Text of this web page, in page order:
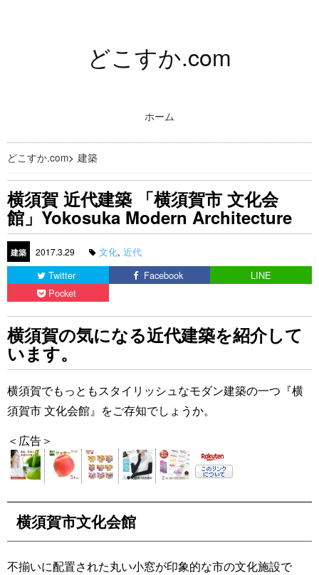
どこすか.com
ホーム
どこすか.com> 建築
横須賀 近代建築 「横須賀市 文化会
館」Yokosuka Modern Architecture
建築 2017.3.29 文化, 近代
Twitter
Facebook
LINE
Pocket
横須賀の気になる近代建築を紹介して
います。
横須賀でもっともスタイリッシュなモダン建築の一つ『横
須賀市 文化会館』をご存知でしょうか。
＜広告＞
横須賀市文化会館
不揃いに配置された丸い小窓が印象的な市の文化施設で